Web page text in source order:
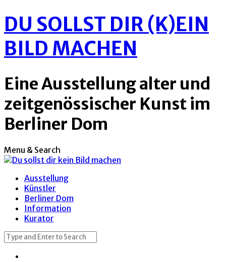
DU SOLLST DIR (K)EIN
BILD MACHEN
Eine Ausstellung alter und
zeitgenössischer Kunst im
Berliner Dom
Menu & Search
Ausstellung
Künstler
Berliner Dom
Information
Kurator